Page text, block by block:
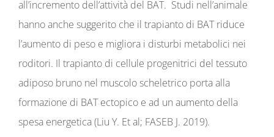
all’incremento dell’attività del BAT. Studi nell’animale
hanno anche suggerito che il trapianto di BAT riduce
l’aumento di peso e migliora i disturbi metabolici nei
roditori. Il trapianto di cellule progenitrici del tessuto
adiposo bruno nel muscolo scheletrico porta alla
formazione di BAT ectopico e ad un aumento della
spesa energetica (Liu Y. Et al; FASEB J. 2019).